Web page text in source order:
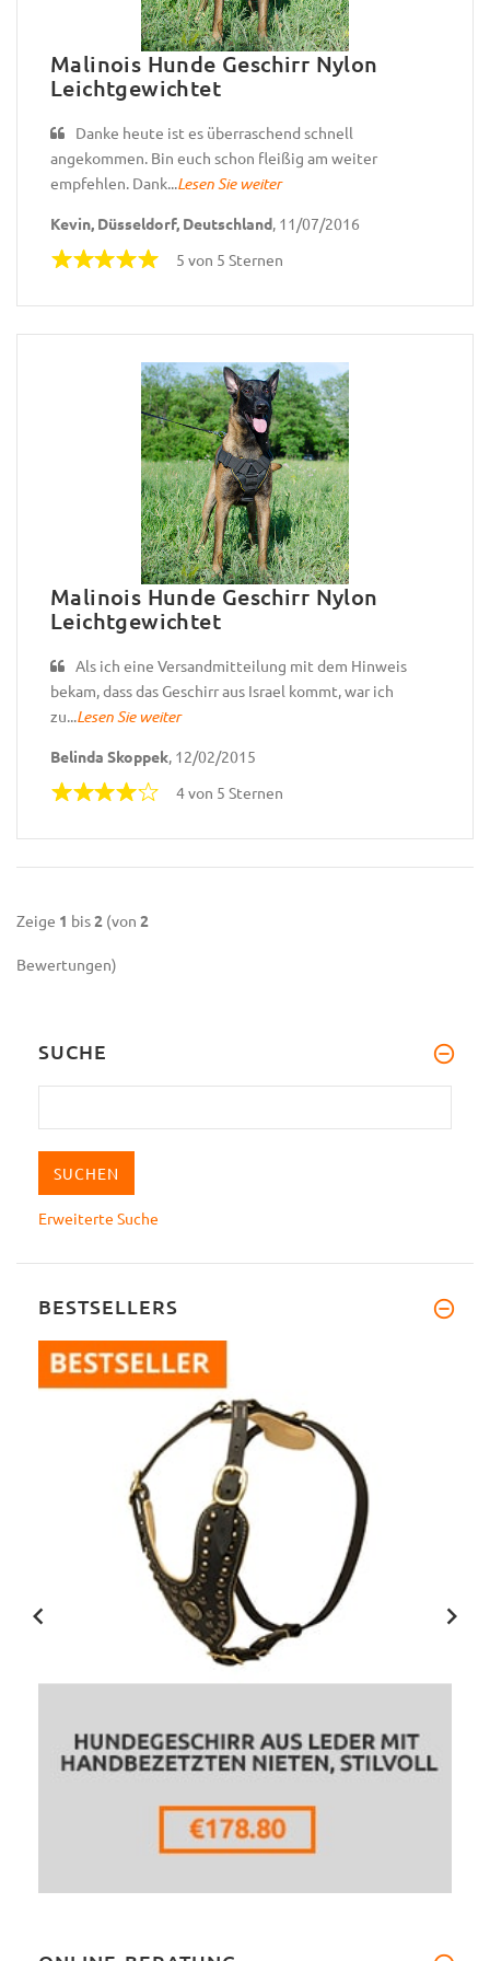
Malinois Hunde Geschirr Nylon
Leichtgewichtet
Danke heute ist es überraschend schnell
angekommen. Bin euch schon fleißig am weiter
empfehlen. Dank...Lesen Sie weiter
Kevin, Düsseldorf, Deutschland, 11/07/2016
5 von 5 Sternen
Malinois Hunde Geschirr Nylon
Leichtgewichtet
Als ich eine Versandmitteilung mit dem Hinweis
bekam, dass das Geschirr aus Israel kommt, war ich
zu...Lesen Sie weiter
Belinda Skoppek, 12/02/2015
4 von 5 Sternen
Zeige 1 bis2 (von 2
Bewertungen)
SUCHE
Erweiterte Suche
BESTSELLERS